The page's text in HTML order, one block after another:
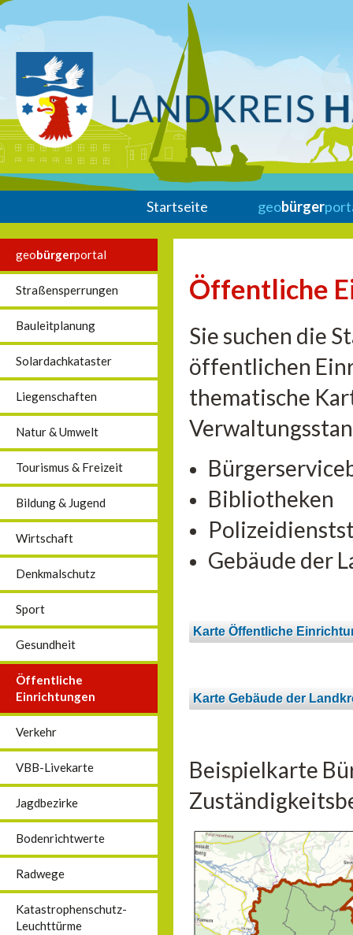
Startseite geobürger
geobürgerportal
Straßensperrungen
Bauleitplanung
Solardachkataster
Liegenschaften
Natur & Umwelt
Tourismus & Freizeit
Bildung & Jugend
Wirtschaft
Denkmalschutz
Sport
Gesundheit
Öffentliche
Einrichtungen
Verkehr
VBB-Livekarte
Jagdbezirke
Bodenrichtwerte
Radwege
Katastrophenschutz-
Leuchttürme
Öffentliche
Sie suchen die
öffentlichen
thematische
Bibliotheken
Gebäude der
Karte Öffentliche
Karte Gebäude der
Beispielkarte